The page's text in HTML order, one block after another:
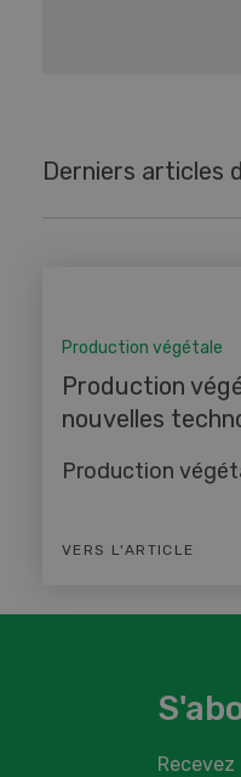
Derniers articles
Production végétale
Production
nouvelles
Production
VERS L'ARTICLE